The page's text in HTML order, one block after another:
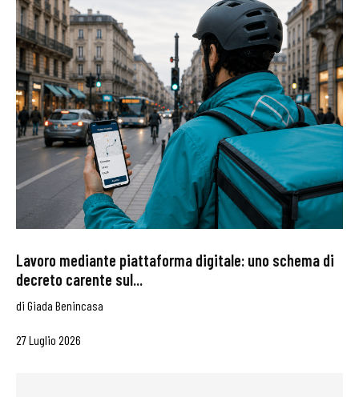
Lavoro mediante piattaforma digitale: uno schema di
decreto carente sul...
di Giada Benincasa
27 Luglio 2026